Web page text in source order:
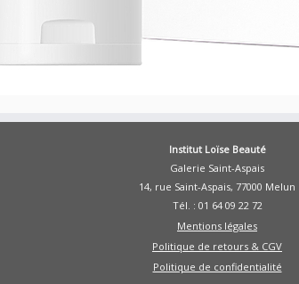
Institut Loïse Beauté
Galerie Saint-Aspais
14, rue Saint-Aspais, 77000 Melun
Tél. : 01 64 09 22 72
Mentions légales
Politique de retours & CGV
Politique de confidentialité